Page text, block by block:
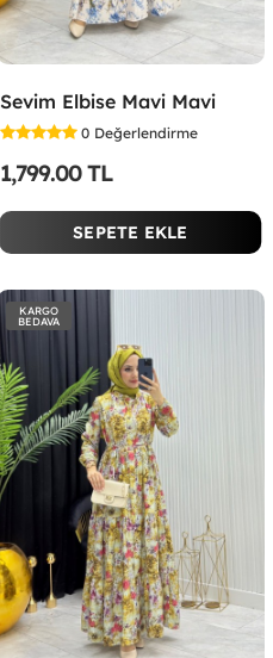
Sevim Elbise Mavi Mavi
0 Değerlendirme
1,799.00 TL
SEPETE EKLE
KARGO
BEDAVA